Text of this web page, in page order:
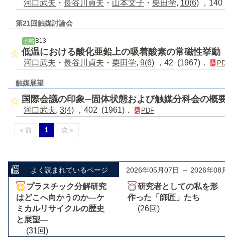
河口武夫 ・ 長谷川貞夫 ・ 山本文子 ・ 栗田学, 10(6) ，
第21回触媒討論会
予稿B13
低温における酸化亜鉛上の吸着酸素の常磁性挙動
河口武夫 ・ 長谷川貞夫 ・ 栗田学, 9(6) ，42 (1967)．
触媒展望
国際会議の印象─固体状態および触媒分科会の概
河口武夫, 3(4) ，402 (1961)． PDF
« 前 1 次 »
よく読まれているページ 2026年05月07日 ～ 2026年08
プラスチック分解研究
はどこへ向かうのか―ケ
ミカルリサイクルの歴史
と展望―
(31回)
研究者としての私を形
作った「師匠」たち
(26回)